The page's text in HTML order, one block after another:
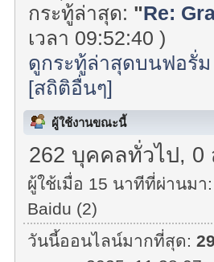
กระทู้ล่าสุด: "Re:
เวลา 09:52:40 )
ดูกระทู้ล่าสุดบนฟอรั่ม
[สถิติอื่นๆ]
ผู้ใช้งานขณะนี้
262 บุคคลทั่วไป, 0
ผู้ใช้เมื่อ 15 นาทีที่ผ่านมา:
Baidu (2)
วันนี้ออนไลน์มากที่สุด: